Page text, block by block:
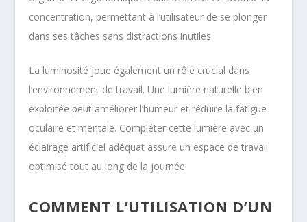
concentration, permettant à l’utilisateur de se plonger
dans ses tâches sans distractions inutiles.
La luminosité joue également un rôle crucial dans
l’environnement de travail. Une lumière naturelle bien
exploitée peut améliorer l’humeur et réduire la fatigue
oculaire et mentale. Compléter cette lumière avec un
éclairage artificiel adéquat assure un espace de travail
optimisé tout au long de la journée.
COMMENT L’UTILISATION D’UN